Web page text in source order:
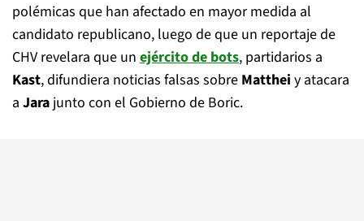
polémicas que han afectado en mayor medida al
candidato republicano, luego de que un reportaje de
CHV revelara que un ejército de bots, partidarios a
Kast, difundiera noticias falsas sobre Matthei y atacara
a Jara junto con el Gobierno de Boric.